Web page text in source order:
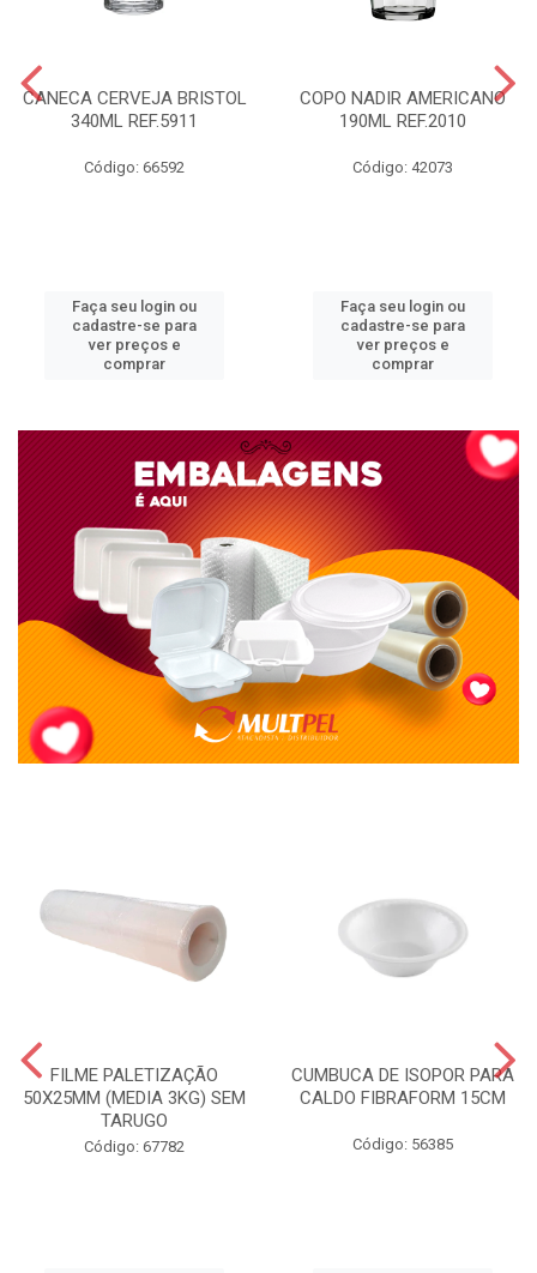
CANECA CERVEJA BRISTOL
340ML REF.5911
Código: 66592
Faça seu login ou
cadastre-se para
ver preços e
comprar
COPO NADIR AMERICANO
190ML REF.2010
Código: 42073
Faça seu login ou
cadastre-se para
ver preços e
comprar
FILME PALETIZAÇÃO
50X25MM (MEDIA 3KG) SEM
TARUGO
Código: 67782
CUMBUCA DE ISOPOR PARA
CALDO FIBRAFORM 15CM
Código: 56385